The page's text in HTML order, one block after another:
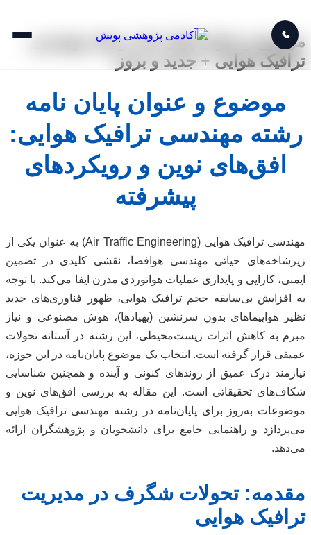
📞
موضوع و عنوان پایان نامه رشته مهندسی
ترافیک هوایی + جدید و بروز
موضوع و عنوان پایان نامه
رشته مهندسی ترافیک هوایی:
افق‌های نوین و رویکردهای
پیشرفته
مهندسی ترافیک هوایی (Air Traffic Engineering) به عنوان یکی از
زیرشاخه‌های حیاتی مهندسی هوافضا، نقشی کلیدی در تضمین
ایمنی، کارایی و پایداری عملیات هوانوردی مدرن ایفا می‌کند. با توجه
به افزایش بی‌سابقه حجم ترافیک هوایی، ظهور فناوری‌های جدید
نظیر هواپیماهای بدون سرنشین (پهپادها)، هوش مصنوعی و نیاز
مبرم به کاهش اثرات زیست‌محیطی، این رشته در آستانه تحولات
عمیقی قرار گرفته است. انتخاب یک موضوع پایان‌نامه در این حوزه،
نیازمند درک عمیق از روندهای کنونی و آینده و همچنین شناسایی
شکاف‌های تحقیقاتی است. این مقاله به بررسی افق‌های نوین و
موضوعات به‌روز برای پایان‌نامه در رشته مهندسی ترافیک هوایی
می‌پردازد و راهنمایی جامع برای دانشجویان و پژوهشگران ارائه
می‌دهد.
مقدمه: تحولات شگرف در مدیریت
ترافیک هوایی